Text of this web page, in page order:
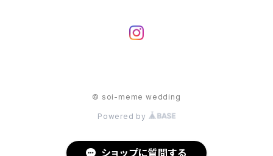
© soi-meme wedding
Powered by
ショップに質問する